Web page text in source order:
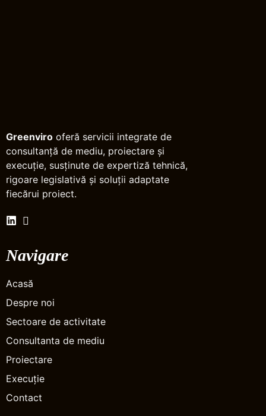
Greenviro oferă servicii integrate de
consultanță de mediu, proiectare și
execuție, susținute de expertiză tehnică,
rigoare legislativă și soluții adaptate
fiecărui proiect.
Navigare
Acasă
Despre noi
Sectoare de activitate
Consultanta de mediu
Proiectare
Execuție
Contact